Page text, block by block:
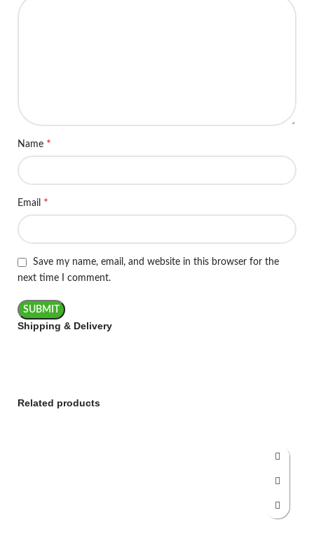
Name *
Email *
Save my name, email, and website in this browser for the
next time I comment.
Shipping & Delivery
Related products